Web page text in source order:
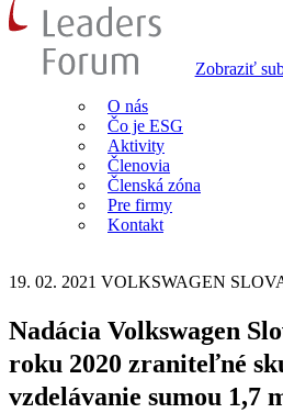
Zobraziť
O nás
Čo je ESG
Aktivity
Členovia
Členská zóna
Pre firmy
Kontakt
19. 02. 2021 VOLKSWAGEN
Nadácia Volkswagen
roku 2020 zraniteľné
vzdelávanie sumou 1,7